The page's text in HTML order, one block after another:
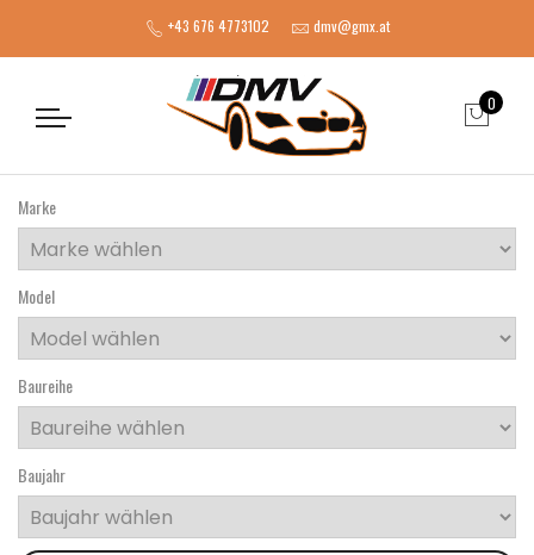
+43 676 4773102 dmv@gmx.at
0
Marke
Model
Baureihe
Baujahr